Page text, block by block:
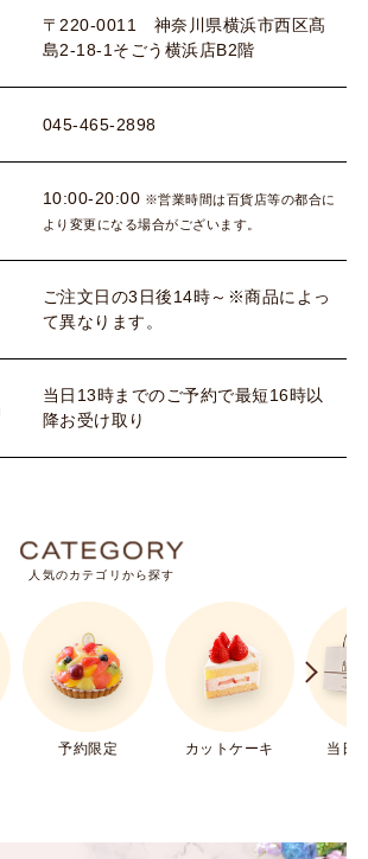
〒220-0011 神奈川県横浜市西区髙
島2-18-1そごう横浜店B2階
045-465-2898
10:00-20:00 ※営業時間は百貨店等の都合に
より変更になる場合がございます。
ご注文日の3日後14時～※商品によっ
て異なります。
当日13時までのご予約で最短16時以
降お受け取り
人気のカテゴリから探す
予約限定 カットケーキ 当日